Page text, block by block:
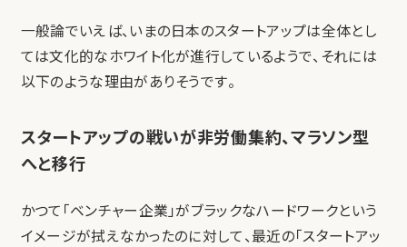
一般論でいえば、いまの日本のスタートアップは全体とし
ては文化的なホワイト化が進行しているようで、それには
以下のような理由がありそうです。
スタートアップの戦いが非労働集約、マラソン型
へと移行
かつて「ベンチャー企業」がブラックなハードワークという
イメージが拭えなかったのに対して、最近の「スタートアッ